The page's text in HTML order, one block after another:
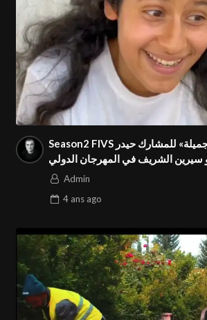
Season2 FIVS فيديو بعنوان «هبة جميلة» للمشارك حيدر
سيرين الشريف في المهرجان الدولي
Admin
4 ans ago